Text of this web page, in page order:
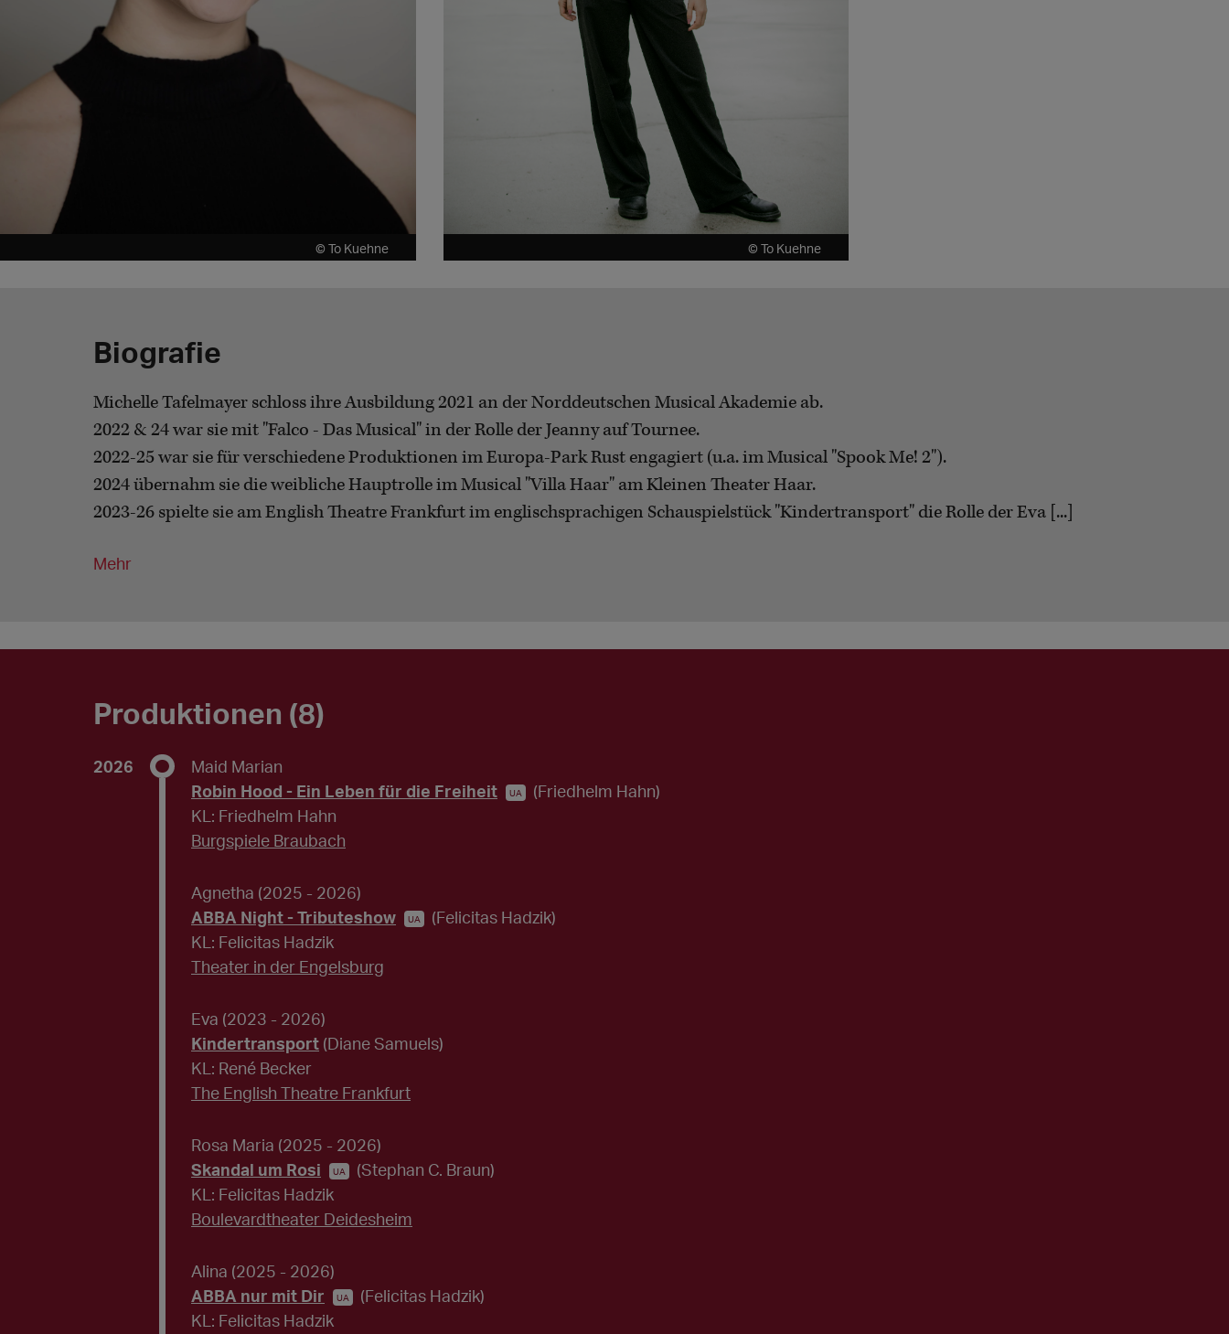
© To Kuehne © To Kuehne
Biografie
Michelle Tafelmayer schloss ihre Ausbildung 2021 an der Norddeutschen Musical Akademie ab.
2022 & 24 war sie mit "Falco - Das Musical" in der Rolle der Jeanny auf Tournee.
2022-25 war sie für verschiedene Produktionen im Europa-Park Rust engagiert (u.a. im Musical "Spook Me! 2").
2024 übernahm sie die weibliche Hauptrolle im Musical "Villa Haar" am Kleinen Theater Haar.
2023-26 spielte sie am English Theatre Frankfurt im englischsprachigen Schauspielstück "Kindertransport" die Rolle der Eva [...]
Mehr
Produktionen (8)
2026
Maid Marian
Robin Hood - Ein Leben für die Freiheit
UA
(Friedhelm Hahn)
KL: Friedhelm Hahn
Burgspiele Braubach
Agnetha (2025 - 2026)
ABBA Night - Tributeshow
UA
(Felicitas Hadzik)
KL: Felicitas Hadzik
Theater in der Engelsburg
Eva (2023 - 2026)
Kindertransport (Diane Samuels)
KL: René Becker
The English Theatre Frankfurt
Rosa Maria (2025 - 2026)
Skandal um Rosi
UA
(Stephan C. Braun)
KL: Felicitas Hadzik
Boulevardtheater Deidesheim
Alina (2025 - 2026)
ABBA nur mit Dir
UA
(Felicitas Hadzik)
KL: Felicitas Hadzik